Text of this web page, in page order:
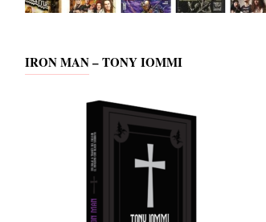
IRON MAN – TONY IOMMI